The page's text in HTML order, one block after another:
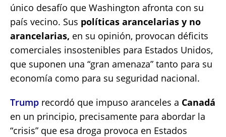
único desafío que Washington afronta con su
país vecino. Sus políticas arancelarias y no
arancelarias, en su opinión, provocan déficits
comerciales insostenibles para Estados Unidos,
que suponen una “gran amenaza” tanto para su
economía como para su seguridad nacional.
Trump recordó que impuso aranceles a Canadá
en un principio, precisamente para abordar la
“crisis” que esa droga provoca en Estados